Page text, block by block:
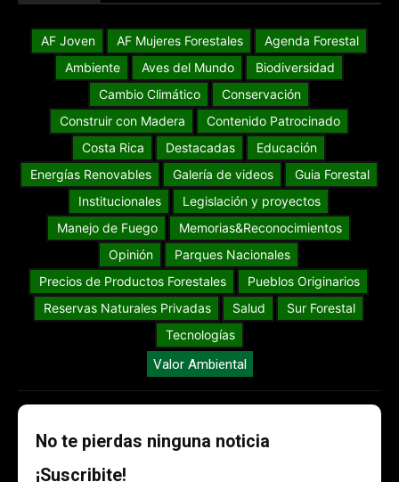
AF Joven AF Mujeres Forestales
Agenda Forestal
Ambiente
Aves del Mundo
Biodiversidad
Cambio Climático
Conservación
Construir con Madera
Contenido Patrocinado
Costa Rica
Destacadas
Educación
Energías Renovables
Galería de videos
Guia Forestal
Institucionales
Legislación y proyectos
Manejo de Fuego
Memorias&Reconocimientos
Opinión
Parques Nacionales
Precios de Productos Forestales
Pueblos Originarios
Reservas Naturales Privadas
Salud
Sur Forestal
Tecnologías
Valor Ambiental
No te pierdas ninguna noticia
¡Suscribite!